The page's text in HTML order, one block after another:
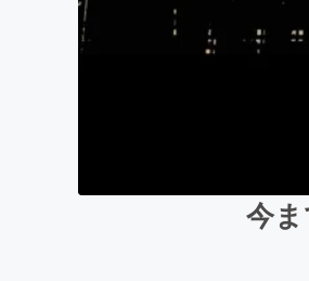
今